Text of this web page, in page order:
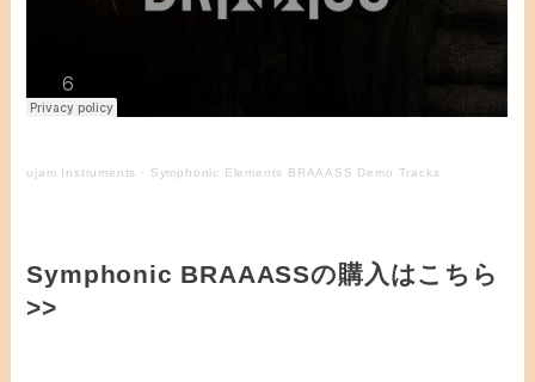
ujam Instruments · Symphonic Elements BRAAASS Demo Tracks
Symphonic BRAAASSの購入はこちら
>>